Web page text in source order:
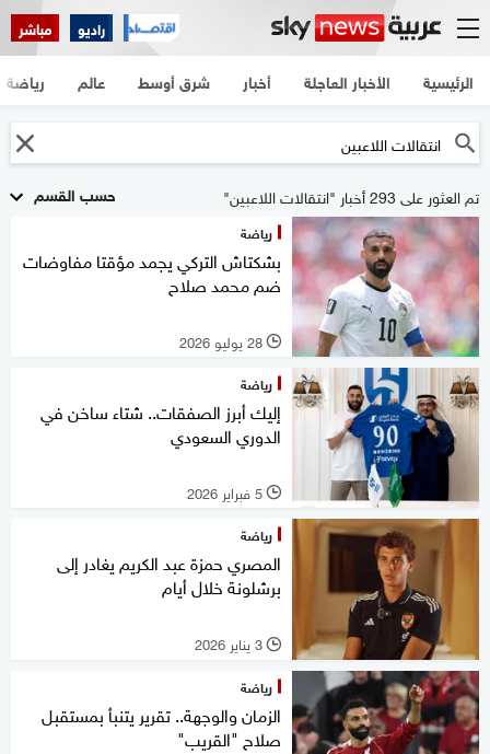
راديو مباشر
الرئيسية الأخبار العاجلة أخبار شرق أوسط عالم رياضة
حسب القسم تم العثور على 293 أخبار "انتقالات اللاعبين"
رياضة
بشكتاش التركي يجمد مؤقتا مفاوضات
ضم محمد صلاح
l 28 يوليو 2026
رياضة
إليك أبرز الصفقات.. شتاء ساخن في
الدوري السعودي
l 5 فبراير 2026
رياضة
المصري حمزة عبد الكريم يغادر إلى
برشلونة خلال أيام
l 3 يناير 2026
رياضة
الزمان والوجهة.. تقرير يتنبأ بمستقبل
صلاح "القريب"